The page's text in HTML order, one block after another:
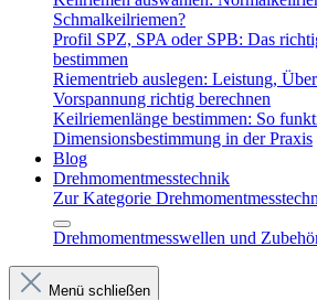
Schmalkeilriemen?
Profil SPZ, SPA oder SPB: Das
bestimmen
Riementrieb auslegen: Leistung,
Vorspannung richtig berechnen
Keilriemenlänge bestimmen: So
Dimensionsbestimmung in der Praxis
Blog
Drehmomentmesstechnik
Zur Kategorie
Drehmomentmesswellen und
Menü schließen